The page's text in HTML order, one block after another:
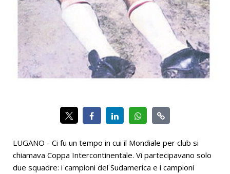
LUGANO - Ci fu un tempo in cui il Mondiale per club si
chiamava Coppa Intercontinentale. Vi partecipavano solo
due squadre: i campioni del Sudamerica e i campioni